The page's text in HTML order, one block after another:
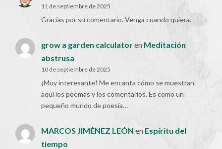
11 de septiembre de 2025
Gracias por su comentario. Venga cuando quiera.
grow a garden calculatoren Meditación
abstrusa
10 de septiembre de 2025
¡Muy interesante! Me encanta cómo se muestran
aquí los poemas y los comentarios. Es como un
pequeño mundo de poesía…
MARCOS JIMÉNEZ LEÓN en Espíritu del
tiempo